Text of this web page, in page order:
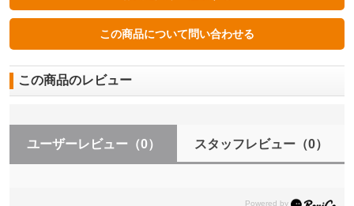
この商品のレビュー
ユーザーレビュー （0） スタッフレビュー（0）